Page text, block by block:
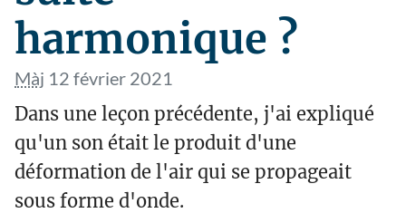
harmonique ?
Màj 12 février 2021
Dans une leçon précédente, j'ai expliqué
qu'un son était le produit d'une
déformation de l'air qui se propageait
sous forme d'onde.